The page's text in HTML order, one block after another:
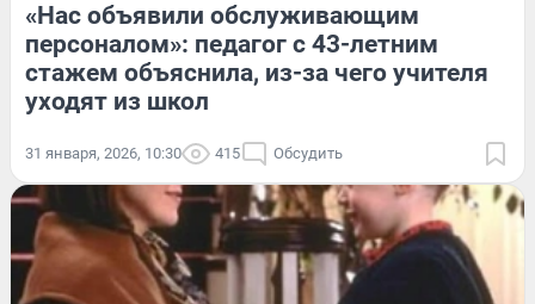
«Нас объявили обслуживающим
персоналом»: педагог с 43-летним
стажем объяснила, из-за чего учителя
уходят из школ
31 января, 2026, 10:30 415 Обсудить